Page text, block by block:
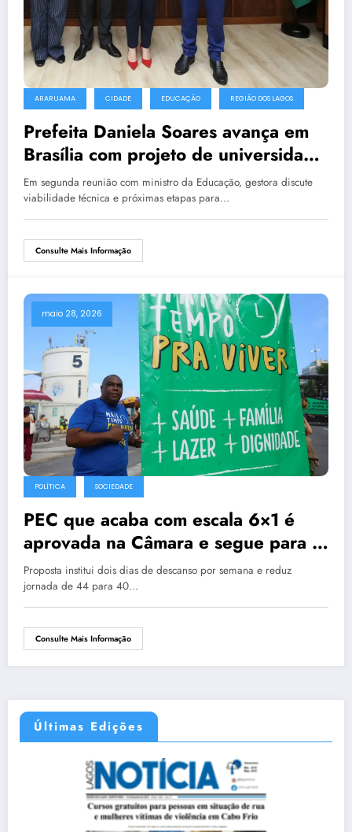
ARARUAMA CIDADE EDUCAÇÃO REGIÃO DOS LAGOS
Prefeita Daniela Soares avança em
Brasília com projeto de universidade
federal em Araruama
Em segunda reunião com ministro da Educação, gestora discute
viabilidade técnica e próximas etapas para…
Consulte Mais Informação
maio 28, 2026
POLÍTICA SOCIEDADE
PEC que acaba com escala 6×1 é
aprovada na Câmara e segue para o
Senado
Proposta institui dois dias de descanso por semana e reduz
jornada de 44 para 40…
Consulte Mais Informação
Últimas Edições